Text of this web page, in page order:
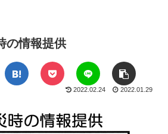
情報提供
2022.02.24 2022.01.29